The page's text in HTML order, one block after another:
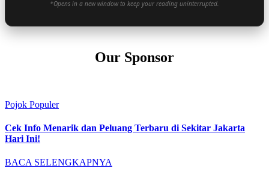
*Opens in a new window to keep your reading uninterrupted.
Our Sponsor
Pojok Populer
Cek Info Menarik dan Peluang Terbaru di Sekitar Jakarta
Hari Ini!
BACA SELENGKAPNYA